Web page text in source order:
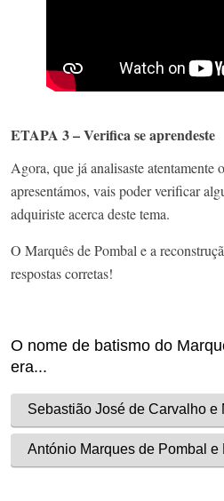
ETAPA 3 – Verifica se aprendeste
Agora, que já analisaste atentamente
apresentámos, vais poder verificar
adquiriste acerca deste tema.
O Marquês de Pombal e a
respostas corretas!